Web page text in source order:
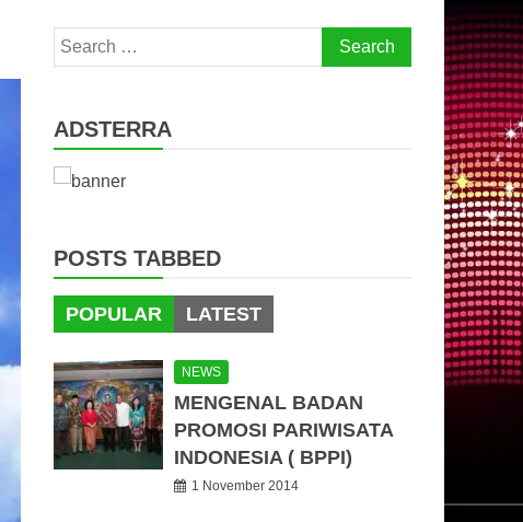
Search
for:
ADSTERRA
POSTS TABBED
POPULAR LATEST
NEWS
MENGENAL BADAN
PROMOSI PARIWISATA
INDONESIA ( BPPI)
1 November 2014